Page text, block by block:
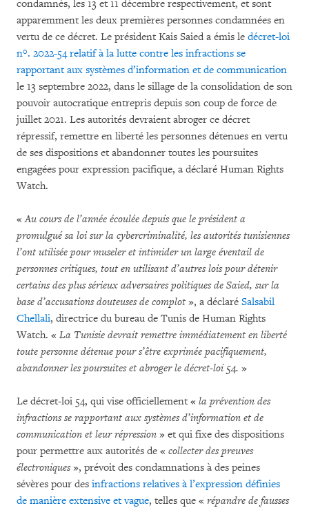
condamnés, les 13 et 11 décembre respectivement, et sont
apparemment les deux premières personnes condamnées en
vertu de ce décret. Le président Kais Saied a émis le décret-loi
n°. 2022-54 relatif à la lutte contre les infractions se
rapportant aux systèmes d’information et de communication
le 13 septembre 2022, dans le sillage de la consolidation de son
pouvoir autocratique entrepris depuis son coup de force de
juillet 2021. Les autorités devraient abroger ce décret
répressif, remettre en liberté les personnes détenues en vertu
de ses dispositions et abandonner toutes les poursuites
engagées pour expression pacifique, a déclaré Human Rights
Watch.
« Au cours de l’année écoulée depuis que le président a
promulgué sa loi sur la cybercriminalité, les autorités tunisiennes
l’ont utilisée pour museler et intimider un large éventail de
personnes critiques, tout en utilisant d’autres lois pour détenir
certains des plus sérieux adversaires politiques de Saied, sur la
base d’accusations douteuses de complot », a déclaré Salsabil
Chellali, directrice du bureau de Tunis de Human Rights
Watch. « La Tunisie devrait remettre immédiatement en liberté
toute personne détenue pour s’être exprimée pacifiquement,
abandonner les poursuites et abroger le décret-loi 54. »
Le décret-loi 54, qui vise officiellement « la prévention des
infractions se rapportant aux systèmes d’information et de
communication et leur répression » et qui fixe des dispositions
pour permettre aux autorités de « collecter des preuves
électroniques », prévoit des condamnations à des peines
sévères pour des infractions relatives à l’expression définies
de manière extensive et vague, telles que « répandre de fausses